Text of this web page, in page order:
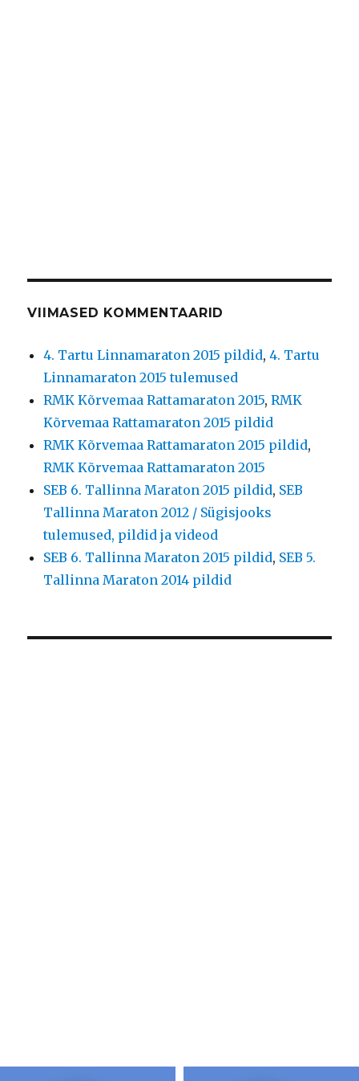
VIIMASED KOMMENTAARID
4. Tartu Linnamaraton 2015 pildid,4. Tartu
Linnamaraton 2015 tulemused
RMK Kõrvemaa Rattamaraton 2015,RMK
Kõrvemaa Rattamaraton 2015 pildid
RMK Kõrvemaa Rattamaraton 2015 pildid,
RMK Kõrvemaa Rattamaraton 2015
SEB 6. Tallinna Maraton 2015 pildid, SEB
Tallinna Maraton 2012 / Sügisjooks
tulemused, pildid ja videod
SEB 6. Tallinna Maraton 2015 pildid, SEB 5.
Tallinna Maraton 2014 pildid